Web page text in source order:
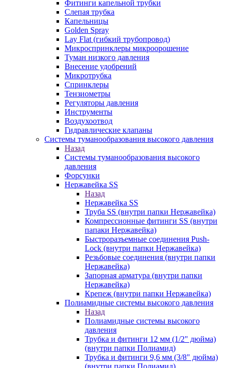
Фитинги капельной трубки
Слепая трубка
Капельницы
Golden Spray
Lay Flat (гибкий трубопровод)
Микроспринклеры микроорошение
Туман низкого давления
Внесение удобрений
Микротрубка
Спринклеры
Тензиометры
Регуляторы давления
Инструменты
Воздухоотвод
Гидравлические клапаны
Системы туманообразования высокого давления
Назад
Системы туманообразования высокого
давления
Форсунки
Нержавейка SS
Назад
Нержавейка SS
Труба SS (внутри папки Нержавейка)
Компрессионные фитинги SS (внутри
папаки Нержавейка)
Быстроразъемные соединения Push-
Lock (внутри папки Нержавейка)
Резьбовые соединения (внутри папки
Нержавейка)
Запорная арматура (внутри папки
Нержавейка)
Крепеж (внутри папки Нержавейка)
Полиамидные системы высокого давления
Назад
Полиамидные системы высокого
давления
Трубка и фитинги 12 мм (1/2" дюйма)
(внутри папки Полиамид)
Трубка и фитинги 9,6 мм (3/8" дюйма)
(внутри папки Полиамид)